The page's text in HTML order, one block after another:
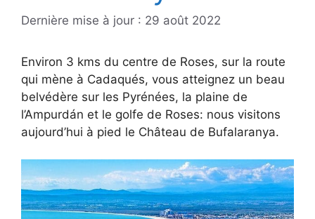
Dernière mise à jour : 29 août 2022
Environ 3 kms du centre de Roses, sur la route
qui mène à Cadaqués, vous atteignez un beau
belvédère sur les Pyrénées, la plaine de
l’Ampurdán et le golfe de Roses: nous visitons
aujourd’hui à pied le Château de Bufalaranya.